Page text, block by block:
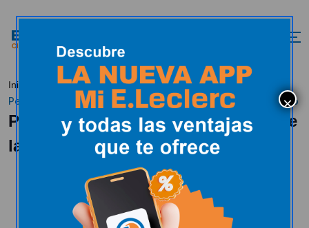
Inicio E.Leclerc en los medios E.Leclerc en los medios
Pedro Antonio Caballero ganador de la cesta de aniversario
Pedro Antonio Caballero ganador de
la cesta de aniversario